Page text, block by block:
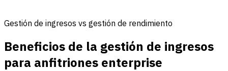
Gestión de ingresos vs gestión de rendimiento
Beneficios de la gestión de ingresos
para anfitriones enterprise